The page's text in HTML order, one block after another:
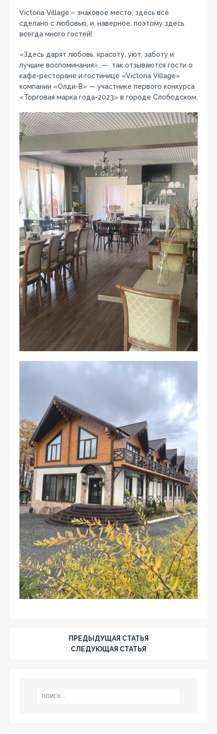
Victoria Village – знаковое место, здесь всё
сделано с любовью, и, наверное, поэтому здесь
всегда много гостей!
«Здесь дарят любовь, красоту, уют, заботу и
лучшие воспоминания», — так отзываются гости о
кафе-ресторане и гостинице «Victoria Village»
компании «Олди-В» — участнике первого конкурса
«Торговая марка года-2023» в городе Слободском.
ПРЕДЫДУЩАЯ СТАТЬЯ
СЛЕДУЮЩАЯ СТАТЬЯ